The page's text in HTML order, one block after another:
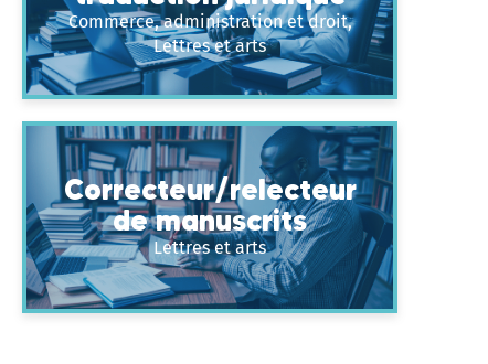
Commerce, administration et droit,
Lettres et arts
Correcteur/relecteur
de manuscrits
Lettres et arts